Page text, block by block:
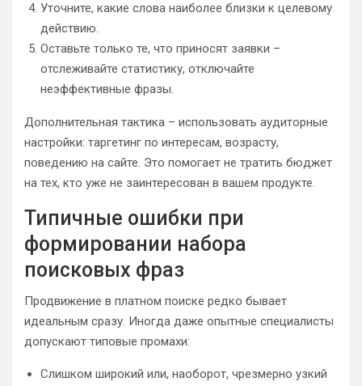
Уточните, какие слова наиболее близки к целевому
действию.
Оставьте только те, что приносят заявки –
отслеживайте статистику, отключайте
неэффективные фразы.
Дополнительная тактика – использовать аудиторные
настройки: таргетинг по интересам, возрасту,
поведению на сайте. Это помогает не тратить бюджет
на тех, кто уже не заинтересован в вашем продукте.
Типичные ошибки при
формировании набора
поисковых фраз
Продвижение в платном поиске редко бывает
идеальным сразу. Иногда даже опытные специалисты
допускают типовые промахи:
Слишком широкий или, наоборот, чрезмерно узкий